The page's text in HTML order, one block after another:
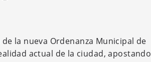
de la nueva Ordenanza Municipal de
actual de la ciudad, apostando